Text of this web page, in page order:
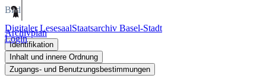
Digitaler LesesaalStaatsarchiv Basel-Stadt
Login
Bild
Archivplan
Identifikation
Inhalt und innere Ordnung
Zugangs- und Benutzungsbestimmungen